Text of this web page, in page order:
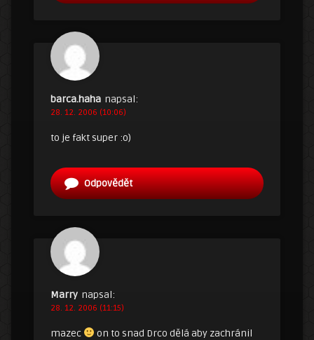
barca.haha napsal:
28. 12. 2006 (10:06)
to je fakt super :o)
Odpovědět
Marry napsal:
28. 12. 2006 (11:15)
mazec
on to snad Drco dělá aby zachránil